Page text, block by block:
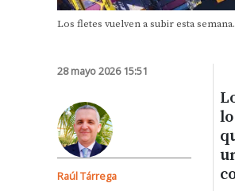
Los fletes vuelven a subir esta semana.
28 mayo 2026 15:51
Raúl Tárrega